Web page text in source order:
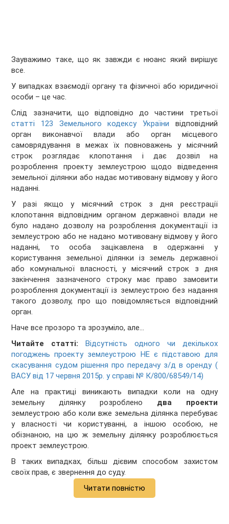
Зауважимо таке, що як завжди є нюанс який вирішує
все.
У випадках взаємодії органу та фізичної або юридичної
особи – це час.
Слід зазначити, що відповідно до частини третьої
статті 123 Земельного кодексу України відповідний
орган виконавчої влади або орган місцевого
самоврядування в межах їх повноважень у місячний
строк розглядає клопотання і дає дозвіл на
розроблення проекту землеустрою щодо відведення
земельної ділянки або надає мотивовану відмову у його
наданні.
У разі якщо у місячний строк з дня реєстрації
клопотання відповідним органом державної влади не
було надано дозволу на розроблення документації із
землеустрою або не надано мотивовану відмову у його
наданні, то особа зацікавлена в одержанні у
користування земельної ділянки із земель державної
або комунальної власності, у місячний строк з дня
закінчення зазначеного строку має право замовити
розроблення документації із землеустрою без надання
такого дозволу, про що повідомляється відповідний
орган.
Наче все прозоро та зрозуміло, але…
Читайте статті:
Відсутність одного чи декількох
погоджень проекту землеустрою НЕ є підставою для
скасування судом рішення про передачу з/д в оренду (
ВАСУ від 17 червня 2015р. у справі № К/800/68549/14)
Але на практиці виникають випадки коли на одну
земельну ділянку розроблено два проекти
землеустрою або коли вже земельна ділянка перебуває
у власності чи користуванні, а іншою особою, не
обізнаною, на цю ж земельну ділянку розроблюється
проект землеустрою.
В таких випадках, більш дієвим способом захистом
своїх прав, є звернення до суду.
Читати повністю